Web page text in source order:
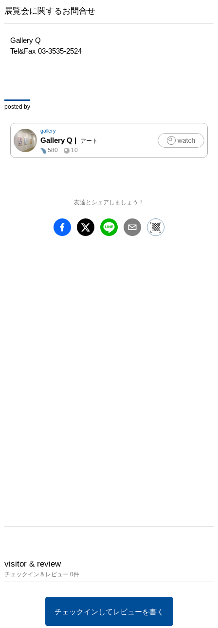
逆算しないこと。深入り
しないこと。見る人の力
肉体化した。
展覧会に関するお問合せ
Gallery Q
Tel&Fax 03-3535-2524
posted by
gallery
Gallery Q |
アート
580
10
友達とシェアしましょう！
visitor & review
チェックイン＆レビュー 0件
チェックインしてレビューを書く